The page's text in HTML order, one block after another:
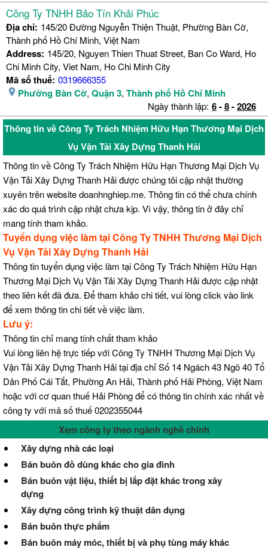
Công Ty TNHH Bảo Tín Khải Phúc
Địa chỉ: 145/20 Đường Nguyễn Thiện Thuật, Phường Bàn Cờ,
Thành phố Hồ Chí Minh, Việt Nam
Address: 145/20, Nguyen Thien Thuat Street, Ban Co Ward, Ho
Chi Minh City, Viet Nam, Ho Chi Minh City
Mã số thuế: 0319666355
Phường Bàn Cờ, Quận 3, Thành phố Hồ Chí Minh
Ngày thành lập: 6-8-2026
Thông tin về Công Ty Trách Nhiệm Hữu Hạn Thương Mại Dịch
Vụ Vận Tải Xây Dựng Thanh Hải
Thông tin về Công Ty Trách Nhiệm Hữu Hạn Thương Mại Dịch Vụ
Vận Tải Xây Dựng Thanh Hải được chúng tôi cập nhật thường
xuyên trên website doanhnghiep.me. Thông tin có thể chưa chính
xác do quá trình cập nhật chưa kịp. Vì vậy, thông tin ở đây chỉ
mang tính tham khảo.
Tuyển dụng việc làm tại Công Ty TNHH Thương Mại Dịch
Vụ Vận Tải Xây Dựng Thanh Hải
Thông tin tuyển dụng việc làm tại Công Ty Trách Nhiệm Hữu Hạn
Thương Mại Dịch Vụ Vận Tải Xây Dựng Thanh Hải được cập nhật
theo liên kết đã đưa. Để tham khảo chi tiết, vui lòng click vào link
để xem thông tin chi tiết về việc làm.
Lưu ý:
Thông tin chỉ mang tính chất tham khảo
Vui lòng liên hệ trực tiếp với Công Ty TNHH Thương Mại Dịch Vụ
Vận Tải Xây Dựng Thanh Hải tại địa chỉ Số 14 Ngách 43 Ngõ 40 Tổ
Dân Phố Cái Tắt, Phường An Hải, Thành phố Hải Phòng, Việt Nam
hoặc với cơ quan thuế Hải Phòng để có thông tin chính xác nhất về
công ty với mã số thuế 0202355044
Xem công ty theo ngành nghề chính
Xây dựng nhà các loại
Bán buôn đồ dùng khác cho gia đình
Bán buôn vật liệu, thiết bị lắp đặt khác trong xây
dựng
Xây dựng công trình kỹ thuật dân dụng
Bán buôn thực phẩm
Bán buôn máy móc, thiết bị và phụ tùng máy khác